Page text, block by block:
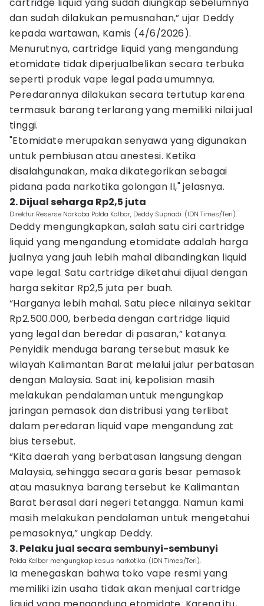
dan sudah dilakukan pemusnahan,” ujar Deddy
kepada wartawan, Kamis (4/6/2026).
Menurutnya, cartridge liquid yang mengandung
etomidate tidak diperjualbelikan secara terbuka
seperti produk vape legal pada umumnya.
Peredarannya dilakukan secara tertutup karena
termasuk barang terlarang yang memiliki nilai jual
tinggi.
"Etomidate merupakan senyawa yang digunakan
untuk pembiusan atau anestesi. Ketika
disalahgunakan, maka dikategorikan sebagai
pidana pada narkotika golongan II," jelasnya.
2. Dijual seharga Rp2,5 juta
Direktur Reserse Narkoba Polda Kalbar, Deddy Supriadi. (IDN Times/Teri).
Deddy mengungkapkan, salah satu ciri cartridge
liquid yang mengandung etomidate adalah harga
jualnya yang jauh lebih mahal dibandingkan liquid
vape legal. Satu cartridge diketahui dijual dengan
harga sekitar Rp2,5 juta per buah.
“Harganya lebih mahal. Satu piece nilainya sekitar
Rp2.500.000, berbeda dengan cartridge liquid
yang legal dan beredar di pasaran,” katanya.
Penyidik menduga barang tersebut masuk ke
wilayah Kalimantan Barat melalui jalur perbatasan
dengan Malaysia. Saat ini, kepolisian masih
melakukan pendalaman untuk mengungkap
jaringan pemasok dan distribusi yang terlibat
dalam peredaran liquid vape mengandung zat
bius tersebut.
“Kita daerah yang berbatasan langsung dengan
Malaysia, sehingga secara garis besar pemasok
atau masuknya barang tersebut ke Kalimantan
Barat berasal dari negeri tetangga. Namun kami
masih melakukan pendalaman untuk mengetahui
pemasoknya,” ungkap Deddy.
3. Pelaku jual secara sembunyi-sembunyi
Polda Kalbar mengungkap kasus narkotika. (IDN Times/Teri).
Ia menegaskan bahwa toko vape resmi yang
memiliki izin usaha tidak akan menjual cartridge